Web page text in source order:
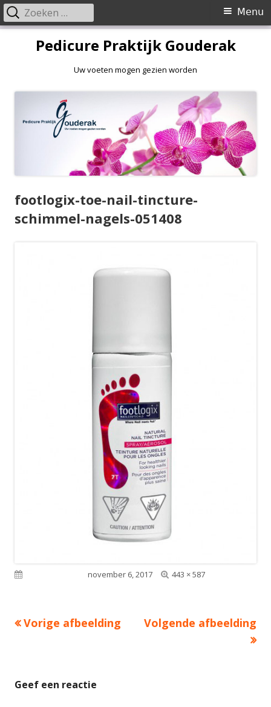
Pedicure Praktijk Gouderak
Uw voeten mogen gezien worden
Primair
menu
Menu
Zoeken
naar:
footlogix-toe-nail-tincture-
schimmel-nagels-051408
Gepubliceerd opnovember 6, 2017
Volledige
443 × 587
Vorige afbeelding Volgende afbeelding
Geef een reactie